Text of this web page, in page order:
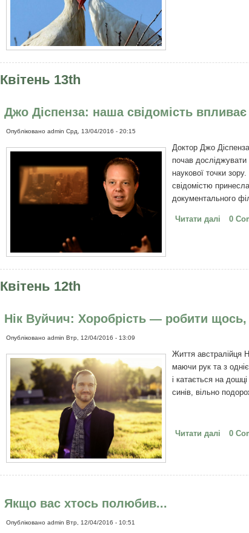
Квітень 13th
Джо Діспенза: наша свідомість впливає
Опублікованоadmin Срд, 13/04/2016 - 20:15
Доктор Джо
почав досліджувати
наукової точки
свідомістю
документального
Читати далі про
0
Квітень 12th
Нік Вуйчич: Хоробрість — робити щось,
Опублікованоadmin Втр, 12/04/2016 - 13:09
Життя австралійця
маючи рук та з
і катається на
синів, вільно
Читати далі про
0
Якщо вас хтось полюбив...
Опублікованоadmin Втр, 12/04/2016 - 10:51